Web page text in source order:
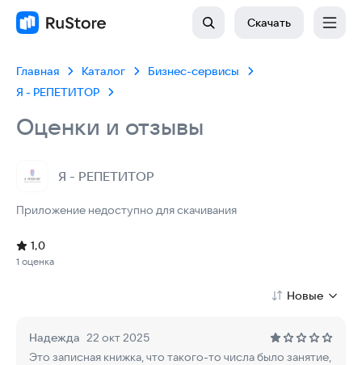
Скачать
Главная Каталог
Бизнес-сервисы
Я - РЕПЕТИТОР
Оценки и отзывы
Я - РЕПЕТИТОР
Приложение недоступно для скачивания
Рейтинг: 1,0, 1 оценка
Скачиваний: до 1 тыс
Размер файла: 9.2 MB
Возрастное ограничение: 9.2 MB
1 оценка
1,0
Новые
Надежда 22 окт 2025
Это записная книжка, что такого-то числа было занятие,